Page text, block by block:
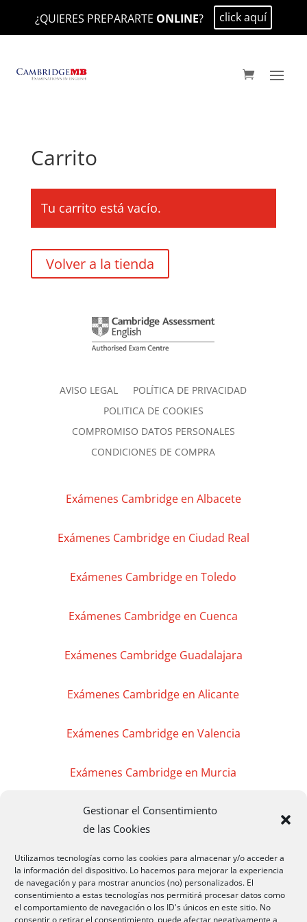
Gestionar el Consentimiento
de las Cookies
Utilizamos tecnologías como las cookies para almacenar y/o acceder a
la información del dispositivo. Lo hacemos para mejorar la experiencia
de navegación y para mostrar anuncios (no) personalizados. El
consentimiento a estas tecnologías nos permitirá procesar datos como
el comportamiento de navegación o los ID's únicos en este sitio. No
consentir o retirar el consentimiento, puede afectar negativamente a
¿QUIERES PREPARARTE ONLINE? click aquí
Carrito
Tu carrito está vacío.
Volver a la tienda
AVISO LEGAL
POLÍTICA DE PRIVACIDAD
POLITICA DE COOKIES
COMPROMISO DATOS PERSONALES
CONDICIONES DE COMPRA
Exámenes Cambridge en Albacete
Exámenes Cambridge en Ciudad Real
Exámenes Cambridge en Toledo
Exámenes Cambridge en Cuenca
Exámenes Cambridge Guadalajara
Exámenes Cambridge en Alicante
Exámenes Cambridge en Valencia
Exámenes Cambridge en Murcia
Exámenes Cambridge en Madrid
Exámenes Cambridge Cáceres